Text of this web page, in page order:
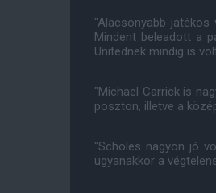
"Alacsonyabb
Mindent beleadott a
Unitednek mindig is
"Michael Carrick is
poszton, illetve a
"Scholes nagyon jó
ugyanakkor a